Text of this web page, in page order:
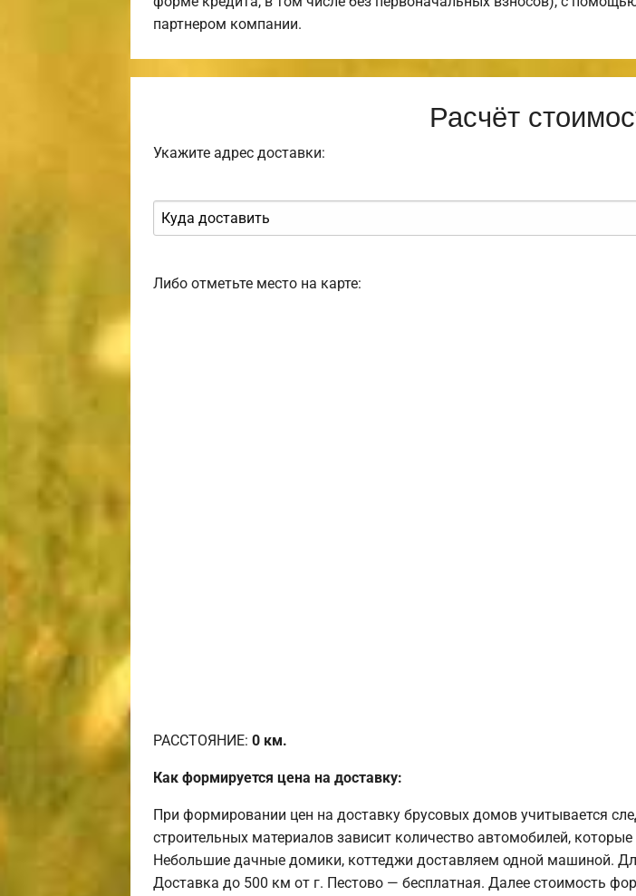
партнером компании.
Расчёт
Укажите адрес доставки:
Либо отметьте место на карте:
РАССТОЯНИЕ: 0 км.
Как формируется цена на доставку:
При формировании цен на доставку брусовых домов учитывается
строительных материалов зависит количество автомобилей,
Небольшие дачные домики, коттеджи доставляем одной машиной.
Доставка до 500 км от г. Пестово — бесплатная. Далее стоимость